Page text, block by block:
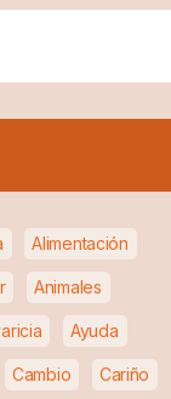
Alimentación
Animales
Ayuda
Cambio Cariño